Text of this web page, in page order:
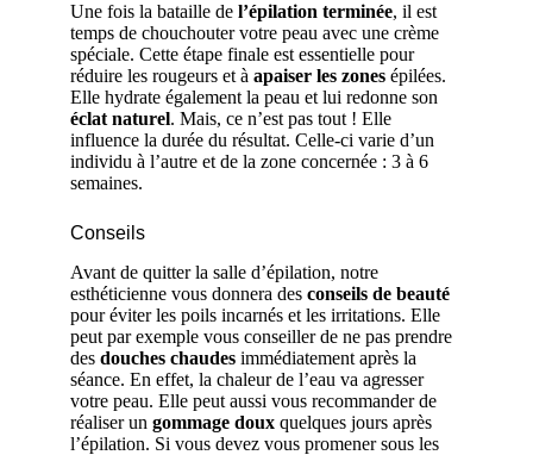
Une fois la bataille de l’épilation terminée, il est
temps de chouchouter votre peau avec une crème
spéciale. Cette étape finale est essentielle pour
réduire les rougeurs et à apaiser les zonesépilées.
Elle hydrate également la peau et lui redonne son
éclat naturel. Mais, ce n’est pas tout ! Elle
influence la durée du résultat. Celle-ci varie d’un
individu à l’autre et de la zone concernée : 3 à 6
semaines.
Conseils
Avant de quitter la salle d’épilation, notre
esthéticienne vous donnera des conseils de beauté
pour éviter les poils incarnés et les irritations. Elle
peut par exemple vous conseiller de ne pas prendre
des douches chaudesimmédiatement après la
séance. En effet, la chaleur de l’eau va agresser
votre peau. Elle peut aussi vous recommander de
réaliser un gommage douxquelques jours après
l’épilation. Si vous devez vous promener sous les